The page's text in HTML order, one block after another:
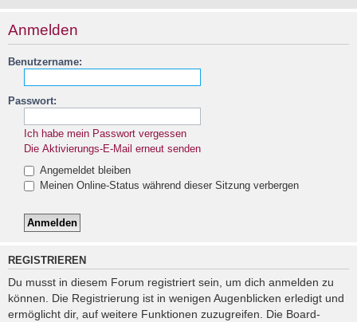
Anmelden
Benutzername:
Passwort:
Ich habe mein Passwort vergessen
Die Aktivierungs-E-Mail erneut senden
Angemeldet bleiben
Meinen Online-Status während dieser Sitzung verbergen
REGISTRIEREN
Du musst in diesem Forum registriert sein, um dich anmelden zu
können. Die Registrierung ist in wenigen Augenblicken erledigt und
ermöglicht dir, auf weitere Funktionen zuzugreifen. Die Board-